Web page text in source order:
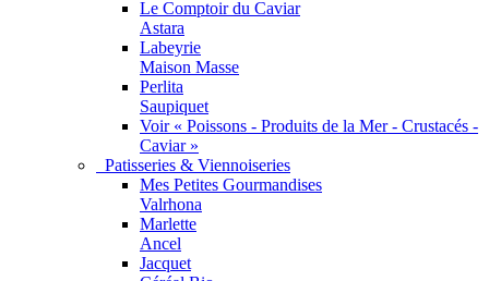
Le Comptoir du Caviar
Astara
Labeyrie
Maison Masse
Perlita
Saupiquet
Voir « Poissons - Produits de la Mer - Crustacés -
Caviar »
Patisseries & Viennoiseries
Mes Petites Gourmandises
Valrhona
Marlette
Ancel
Jacquet